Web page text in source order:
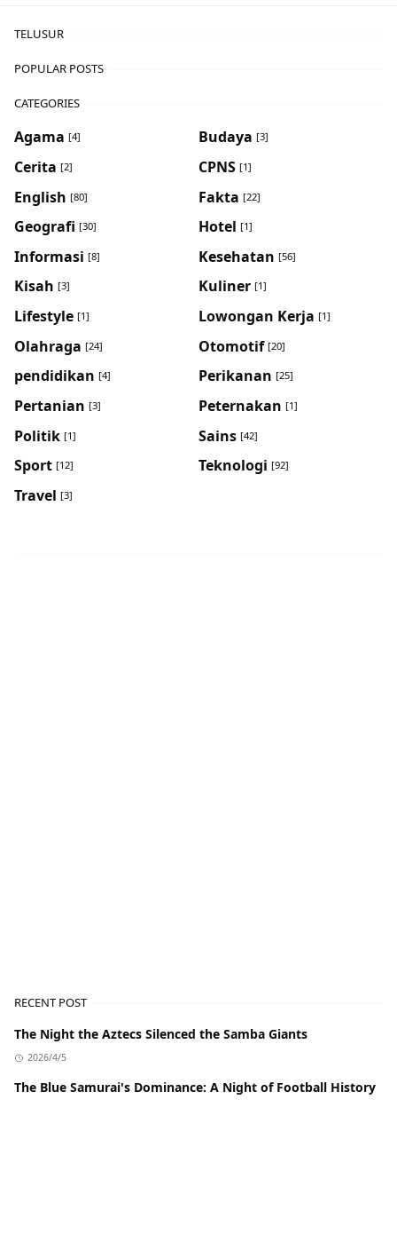
TELUSUR
POPULAR POSTS
CATEGORIES
Agama [4] Budaya [3]
Cerita [2] CPNS [1]
English [80] Fakta [22]
Geografi [30] Hotel [1]
Informasi [8] Kesehatan [56]
Kisah [3] Kuliner [1]
Lifestyle [1] Lowongan Kerja [1]
Olahraga [24] Otomotif [20]
pendidikan [4] Perikanan [25]
Pertanian [3] Peternakan [1]
Politik [1] Sains [42]
Sport [12] Teknologi [92]
Travel [3]
RECENT POST
The Night the Aztecs Silenced the Samba Giants
2026/4/5
The Blue Samurai's Dominance: A Night of Football History